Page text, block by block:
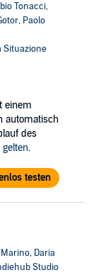
Tonacci,
, Paolo
Situazione
einem
automatisch
des
gelten.
testen
, Daria
Studio